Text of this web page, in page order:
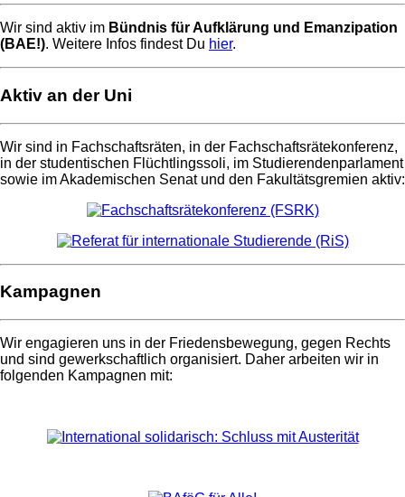
Wir sind aktiv im Bündnis für Aufklärung und Emanzipation
(BAE!). Weitere Infos findest Du hier.
Aktiv an der Uni
Wir sind in Fachschaftsräten, in der Fachschaftsrätekonferenz,
in der studentischen Flüchtlingssoli, im Studierendenparlament
sowie im Akademischen Senat und den Fakultätsgremien aktiv:
Kampagnen
Wir engagieren uns in der Friedensbewegung, gegen Rechts
und sind gewerkschaftlich organisiert. Daher arbeiten wir in
folgenden Kampagnen mit: